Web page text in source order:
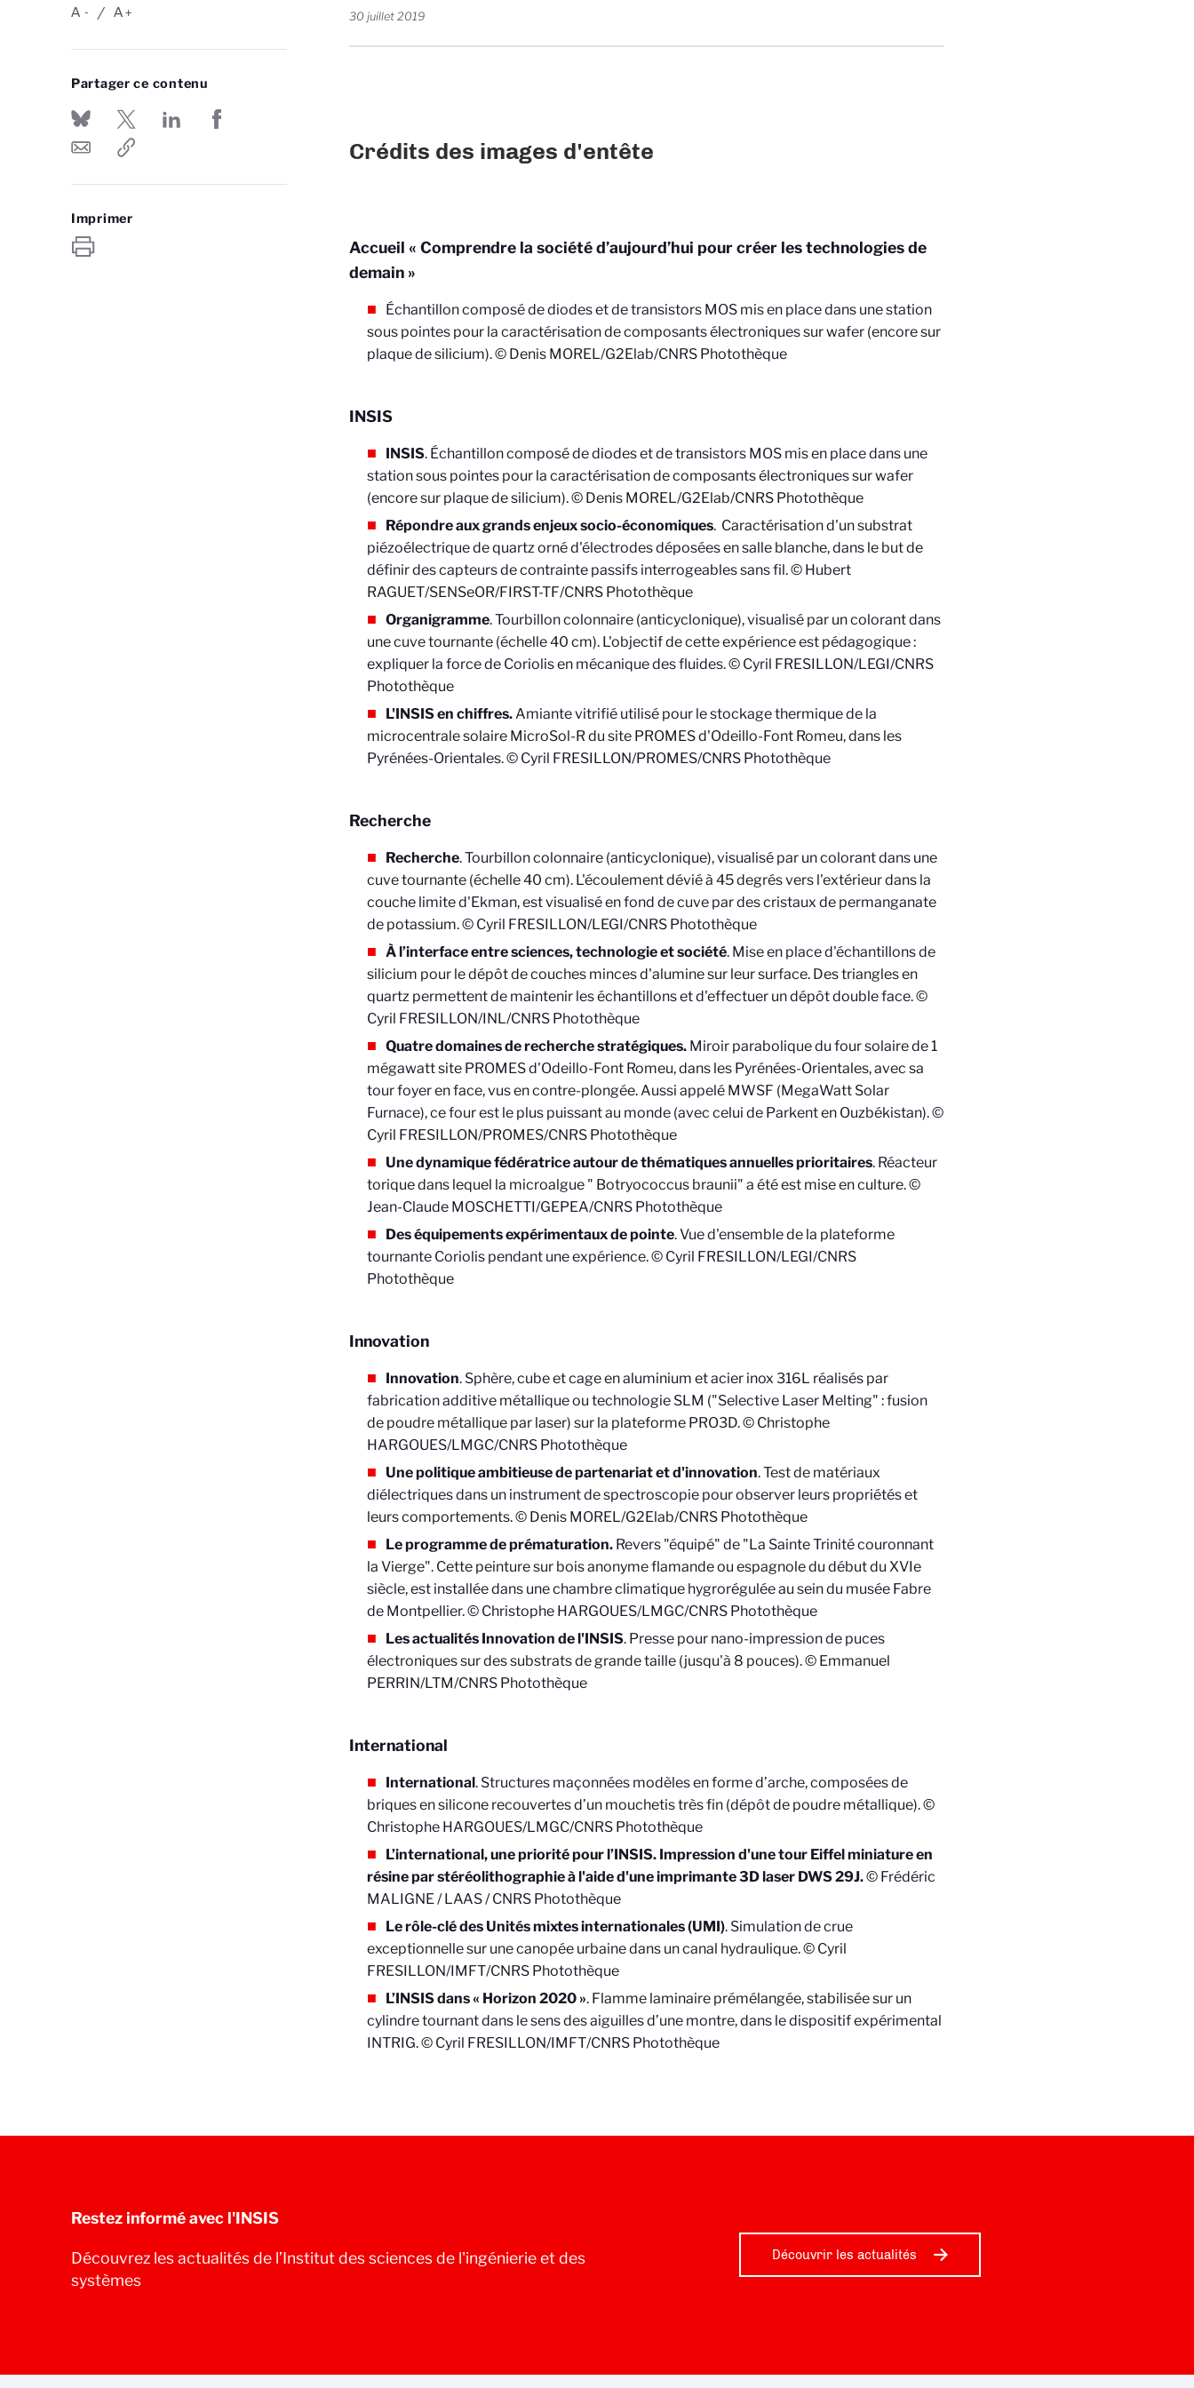
-
A +
A
Partager ce contenu
Imprimer
30 juillet 2019
Crédits des images d'entête
Accueil « Comprendre la société d’aujourd’hui pour créer les technologies de
demain »
Échantillon composé de diodes et de transistors MOS mis en place dans une station
sous pointes pour la caractérisation de composants électroniques sur wafer (encore sur
plaque de silicium).© Denis MOREL/G2Elab/CNRS Photothèque
INSIS
INSIS. Échantillon composé de diodes et de transistors MOS mis en place dans une
station sous pointes pour la caractérisation de composants électroniques sur wafer
(encore sur plaque de silicium).© Denis MOREL/G2Elab/CNRS Photothèque
Répondre aux grands enjeux socio-économiques. Caractérisation d'un substrat
piézoélectrique de quartz orné d'électrodes déposées en salle blanche, dans le but de
définir des capteurs de contrainte passifs interrogeables sans fil.© Hubert
RAGUET/SENSeOR/FIRST-TF/CNRS Photothèque
Organigramme. Tourbillon colonnaire (anticyclonique), visualisé par un colorant dans
une cuve tournante (échelle 40 cm). L'objectif de cette expérience est pédagogique :
expliquer la force de Coriolis en mécanique des fluides. © Cyril FRESILLON/LEGI/CNRS
Photothèque
L'INSIS en chiffres.Amiante vitrifié utilisé pour le stockage thermique de la
microcentrale solaire MicroSol-R du site PROMES d'Odeillo-Font Romeu, dans les
Pyrénées-Orientales. © Cyril FRESILLON/PROMES/CNRS Photothèque
Recherche
Recherche. Tourbillon colonnaire (anticyclonique), visualisé par un colorant dans une
cuve tournante (échelle 40 cm). L'écoulement dévié à 45 degrés vers l'extérieur dans la
couche limite d'Ekman, est visualisé en fond de cuve par des cristaux de permanganate
de potassium. © Cyril FRESILLON/LEGI/CNRS Photothèque
À l’interface entre sciences, technologie et société. Mise en place d'échantillons de
silicium pour le dépôt de couches minces d'alumine sur leur surface. Des triangles en
quartz permettent de maintenir les échantillons et d'effectuer un dépôt double face. ©
Cyril FRESILLON/INL/CNRS Photothèque
Quatre domaines de recherche stratégiques.Miroir parabolique du four solaire de 1
mégawatt site PROMES d'Odeillo-Font Romeu, dans les Pyrénées-Orientales, avec sa
tour foyer en face, vus en contre-plongée. Aussi appelé MWSF (MegaWatt Solar
Furnace), ce four est le plus puissant au monde (avec celui de Parkent en Ouzbékistan). ©
Cyril FRESILLON/PROMES/CNRS Photothèque
Une dynamique fédératrice autour de thématiques annuelles prioritaires. Réacteur
torique dans lequel la microalgue " Botryococcus braunii" a été est mise en culture. ©
Jean-Claude MOSCHETTI/GEPEA/CNRS Photothèque
Des équipements expérimentaux de pointe. Vue d'ensemble de la plateforme
tournante Coriolis pendant une expérience. © Cyril FRESILLON/LEGI/CNRS
Photothèque
Innovation
Innovation. Sphère, cube et cage en aluminium et acier inox 316L réalisés par
fabrication additive métallique ou technologie SLM ("Selective Laser Melting" : fusion
de poudre métallique par laser) sur la plateforme PRO3D. © Christophe
HARGOUES/LMGC/CNRS Photothèque
Une politique ambitieuse de partenariat et d'innovation. Test de matériaux
diélectriques dans un instrument de spectroscopie pour observer leurs propriétés et
leurs comportements. © Denis MOREL/G2Elab/CNRS Photothèque
Le programme de prématuration.Revers "équipé" de "La Sainte Trinité couronnant
la Vierge". Cette peinture sur bois anonyme flamande ou espagnole du début du XVIe
siècle, est installée dans une chambre climatique hygrorégulée au sein du musée Fabre
de Montpellier. © Christophe HARGOUES/LMGC/CNRS Photothèque
Les actualités Innovation de l'INSIS. Presse pour nano-impression de puces
électroniques sur des substrats de grande taille (jusqu'à 8 pouces). © Emmanuel
PERRIN/LTM/CNRS Photothèque
International
International. Structures maçonnées modèles en forme d’arche, composées de
briques en silicone recouvertes d’un mouchetis très fin (dépôt de poudre métallique). ©
Christophe HARGOUES/LMGC/CNRS Photothèque
L’international, une priorité pour l’INSIS. Impression d'une tour Eiffel miniature en
résine par stéréolithographie à l'aide d'une imprimante 3D laser DWS 29J.© Frédéric
MALIGNE / LAAS / CNRS Photothèque
Le rôle-clé des Unités mixtes internationales (UMI). Simulation de crue
exceptionnelle sur une canopée urbaine dans un canal hydraulique. © Cyril
FRESILLON/IMFT/CNRS Photothèque
L’INSIS dans « Horizon 2020 ». Flamme laminaire prémélangée, stabilisée sur un
cylindre tournant dans le sens des aiguilles d’une montre, dans le dispositif expérimental
INTRIG. © Cyril FRESILLON/IMFT/CNRS Photothèque
Restez informé avec l'INSIS
Découvrez les actualités de l’Institut des sciences de l'ingénierie et des
systèmes
Découvrir les actualités